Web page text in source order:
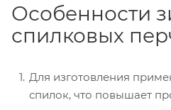
Особенности
спилковых
Для изготовления
спилок, что повышает